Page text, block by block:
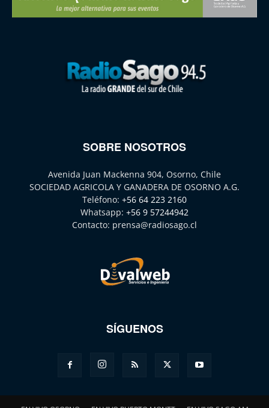
SOBRE NOSOTROS
Avenida Juan Mackenna 904, Osorno, Chile
SOCIEDAD AGRICOLA Y GANADERA DE OSORNO A.G.
Teléfono: +56 64 223 2160
Whatsapp: +56 9 57244942
Contacto: prensa@radiosago.cl
SÍGUENOS